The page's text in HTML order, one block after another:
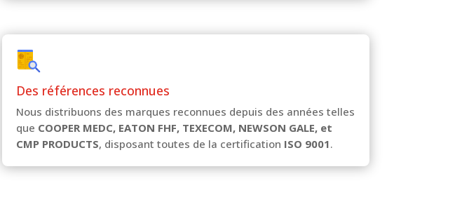
Des références reconnues
Nous distribuons des marques reconnues depuis des années telles
que COOPER MEDC, EATON FHF, TEXECOM, NEWSON GALE, et
CMP PRODUCTS, disposant toutes de la certification ISO 9001.